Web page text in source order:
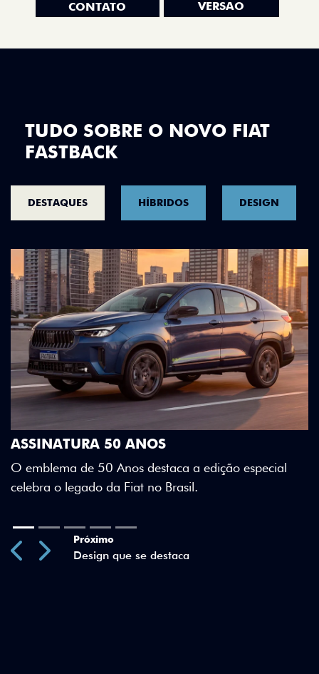
CONTATO VERSÃO
TUDO SOBRE O NOVO FIAT
FASTBACK
DESTAQUES HÍBRIDOS DESIGN
DESIGN QUE SE DESTACA
Teto bicolor, adesivos estilizados e detalhes em
Green criam uma identidade visual única.